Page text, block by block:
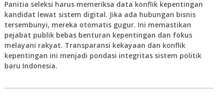
Panitia seleksi harus memeriksa data konflik kepentingan
kandidat lewat sistem digital. Jika ada hubungan bisnis
tersembunyi, mereka otomatis gugur. Ini memastikan
pejabat publik bebas benturan kepentingan dan fokus
melayani rakyat. Transparansi kekayaan dan konflik
kepentingan ini menjadi pondasi integritas sistem politik
baru Indonesia.